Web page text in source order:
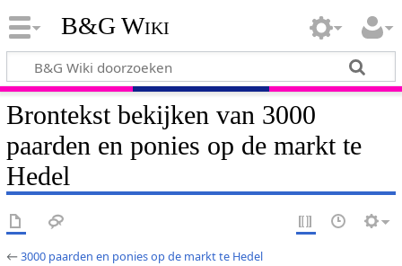
B&G Wiki
Brontekst bekijken van 3000
paarden en ponies op de markt te
Hedel
←3000 paarden en ponies op de markt te Hedel